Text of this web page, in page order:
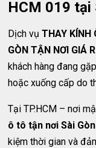
HCM 019 tại
Dịch vụTHAY KÍNH
GÒN TẬN NƠI GIÁ
khách hàng đang
hoặc xuống cấp do
Tại TP.HCM – nơi
ô tô tận nơi Sài
kiệm thời gian và